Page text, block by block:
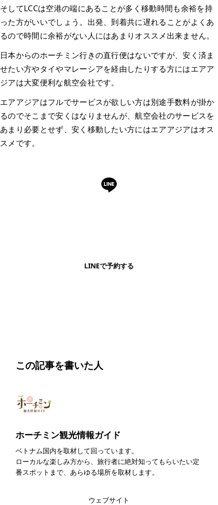
そしてLCCは空港の端にあることが多く移動時間も余裕を持
った方がいいでしょう。出発、到着共に遅れることがよくあ
るので時間に余裕がない人にはあまりオススメ出来ません。
日本からのホーチミン行きの直行便はないですが、安く済ま
せたい方やタイやマレーシアを経由したりする方にはエアア
ジアは大変便利な航空会社です。
エアアジアはフルでサービスが欲しい方は別途手数料が掛か
るのでそこまで安くはなりませんが、航空会社のサービスを
あまり必要とせず、安く移動したい方にはエアアジアはオス
スメです。
LINEで予約する
この記事を書いた人
ホーチミン観光情報ガイド
ベトナム国内を取材して回っています。
ローカルな楽しみ方から、旅行者に絶対知ってもらいたい定
番スポットまで、あらゆる場所を取材します。
ウェブサイト